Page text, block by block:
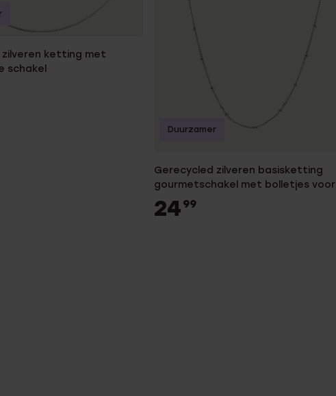
zilveren ketting met
schakel
Gerecycled zilveren basisketting
gourmetschakel met bolletjes voor
dames
24 99
Duurzamer